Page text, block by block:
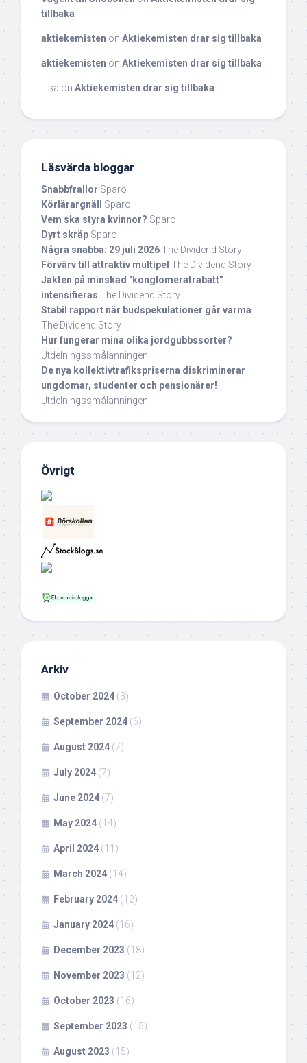
tillbaka
aktiekemisten on Aktiekemisten drar sig tillbaka
aktiekemisten on Aktiekemisten drar sig tillbaka
Lisa on Aktiekemisten drar sig tillbaka
Läsvärda bloggar
Snabbfrallor Sparo
Körlärargnäll
Sparo
Vem ska styra kvinnor? Sparo
Dyrt skräp Sparo
Några snabba: 29 juli 2026The Dividend Story
Förvärv till attraktiv multipel The Dividend Story
Jakten på minskad "konglomeratrabatt"
intensifieras The Dividend Story
Stabil rapport när budspekulationer går varma
The Dividend Story
Hur fungerar mina olika jordgubbssorter?
Utdelningssmålänningen
De nya kollektivtrafikspriserna diskriminerar
ungdomar, studenter och pensionärer!
Utdelningssmålänningen
Övrigt
Arkiv
October 2024 (3)
September 2024 (6)
August 2024 (7)
July 2024 (7)
June 2024 (7)
May 2024 (14)
April 2024 (11)
March 2024 (14)
February 2024 (12)
January 2024 (16)
December 2023 (18)
November 2023 (12)
October 2023 (16)
September 2023 (15)
August 2023 (15)